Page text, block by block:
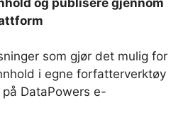
som gjør det mulig for
i egne forfatterverktøy
DataPowers e-